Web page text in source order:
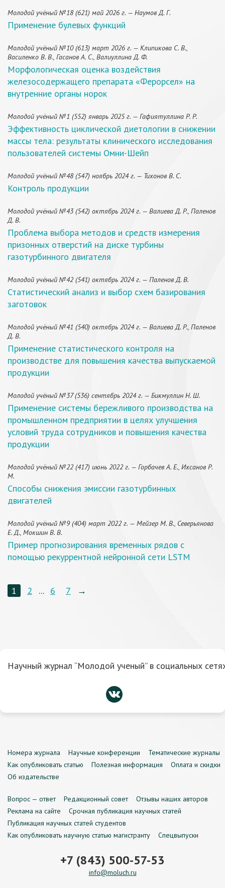
Молодой учёный №18 (621) май 2026 г. — Наумов Д. Г.
Применение булевых функций
Молодой учёный №10 (613) март 2026 г. — Клипикова С. В.,
Василенко В. В., Гасанов А. С., Валиуллина Д. Ф.
Морфологическая оценка воздействия
железосодержащего препарата «Ферорсел» на
внутренние органы норок
Молодой учёный №1 (552) январь 2025 г. — Гафиятуллина Р. Р.
Эффективность циклической диетологии в снижении
массы тела: результаты клинического исследования
пользователей системы Омни-Шейп
Молодой учёный №48 (547) ноябрь 2024 г. — Тихонов В. С.
Контроль продукции
Молодой учёный №43 (542) октябрь 2024 г. — Валиева Д. Р., Паленов
Д. В.
Проблема выбора методов и средств измерения
призонных отверстий на диске турбины
газотурбинного двигателя
Молодой учёный №42 (541) октябрь 2024 г. — Паленов Д. В.
Статистический анализ и выбор схем базирования
заготовок
Молодой учёный №41 (540) октябрь 2024 г. — Валиева Д. Р., Паленов
Д. В.
Применение статистического контроля на
производстве для повышения качества выпускаемой
продукции
Молодой учёный №37 (536) сентябрь 2024 г. — Бикмуллин Н. Ш.
Применение системы бережливого производства на
промышленном предприятии в целях улучшения
условий труда сотрудников и повышения качества
продукции
Молодой учёный №22 (417) июнь 2022 г. — Горбачев А. Е., Ихсанов Р.
М.
Способы снижения эмиссии газотурбинных
двигателей
Молодой учёный №9 (404) март 2022 г. — Мейзер М. В., Северьянова
Е. Д., Мокшин В. В.
Пример прогнозирования временных рядов с
помощью рекуррентной нейронной сети LSTM
1 2 ... 6 7 →
Научный журнал “Молодой ученый” в социальных
Номера журнала Научные конференции
Тематические журналы
Как опубликовать статью
Полезная информация
Оплата и скидки
Об издательстве
Вопрос — ответ Редакционный совет
Отзывы наших авторов
Реклама на сайте
Срочная публикация научных статей
Публикация научных статей студентов
Как опубликовать научную статью магистранту
Спецвыпуски
+7 (843) 500-57-53
info@moluch.ru